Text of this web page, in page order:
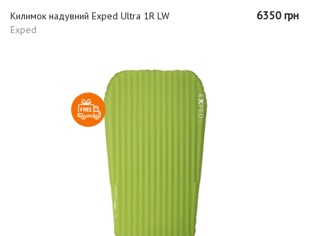
Килимок надувний Exped Ultra 1R LW
Exped
6350 грн